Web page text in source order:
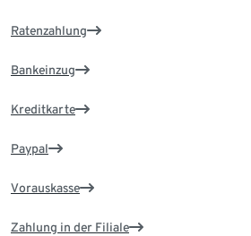
Ratenzahlung
Bankeinzug
Kreditkarte
Paypal
Vorauskasse
Zahlung in der Filiale